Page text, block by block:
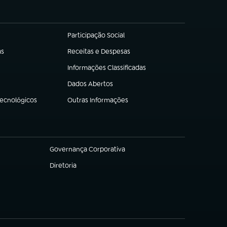
Participação Social
(abre em nova aba)
Receitas e Despesas
(abre em nova aba)
Informações Classificadas
(abre em nova aba)
Dados Abertos
(abre em nova aba)
Outras Informações
(abre em nova aba)
Governança Corporativa
(abre em nova aba)
Diretoria
(abre em nova aba)